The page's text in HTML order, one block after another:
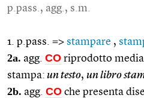
p.pass., agg., s.m.
1. p.pass. => stampare ,
2a. agg. CO riprodotto
stampa: un testo, un libro
2b. agg. CO che presenta